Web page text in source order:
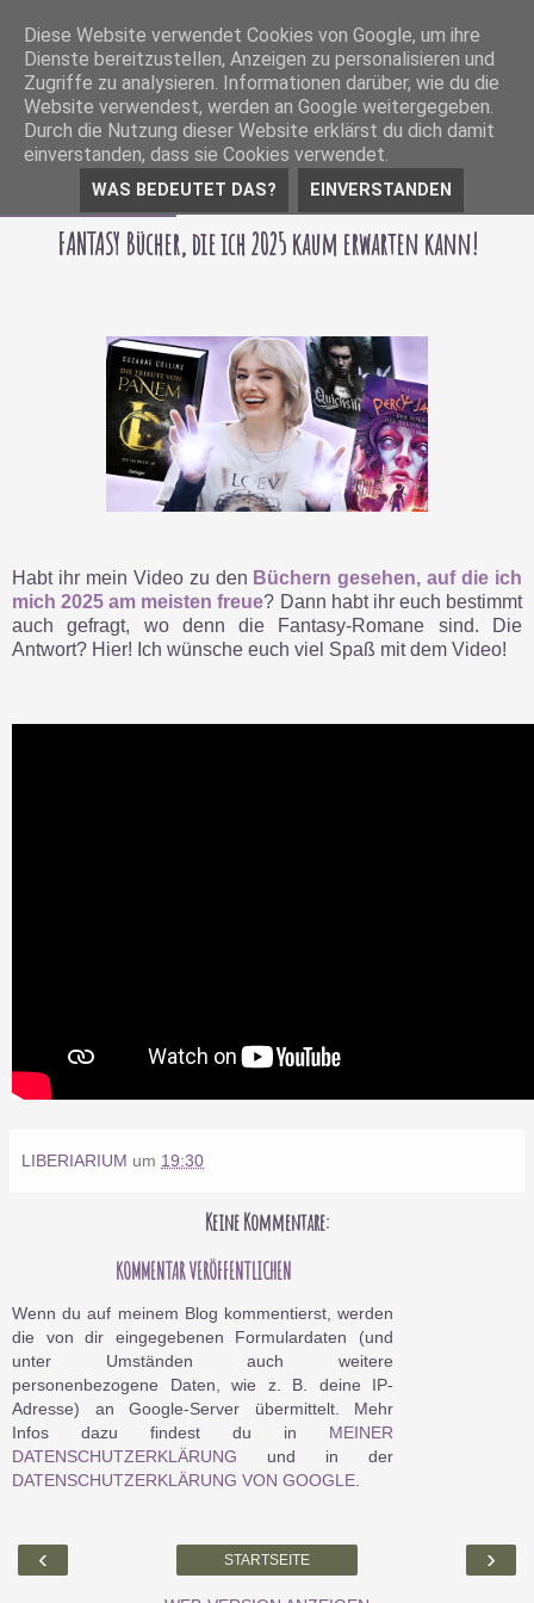
FANTASY Bücher, die ich 2025 kaum erwarten kann!
Habt ihr mein Video zu den Büchern gesehen, auf die ich
mich 2025 am meisten freue? Dann habt ihr euch bestimmt
auch gefragt, wo denn die Fantasy-Romane sind. Die
Antwort? Hier! Ich wünsche euch viel Spaß mit dem Video!
LIBERIARIUM um 19:30
Keine Kommentare:
KOMMENTAR VERÖFFENTLICHEN
Wenn du auf meinem Blog kommentierst, werden
die von dir eingegebenen Formulardaten (und
unter Umständen auch weitere
personenbezogene Daten, wie z. B. deine IP-
Adresse) an Google-Server übermittelt. Mehr
Infos dazu findest du in MEINER
DATENSCHUTZERKLÄRUNG und in der
DATENSCHUTZERKLÄRUNG VON GOOGLE
‹ ›
STARTSEITE
Diese Website verwendet Cookies von Google, um ihre
Dienste bereitzustellen, Anzeigen zu personalisieren und
Zugriffe zu analysieren. Informationen darüber, wie du die
Website verwendest, werden an Google weitergegeben.
Durch die Nutzung dieser Website erklärst du dich damit
einverstanden, dass sie Cookies verwendet.
WAS BEDEUTET DAS? EINVERSTANDEN